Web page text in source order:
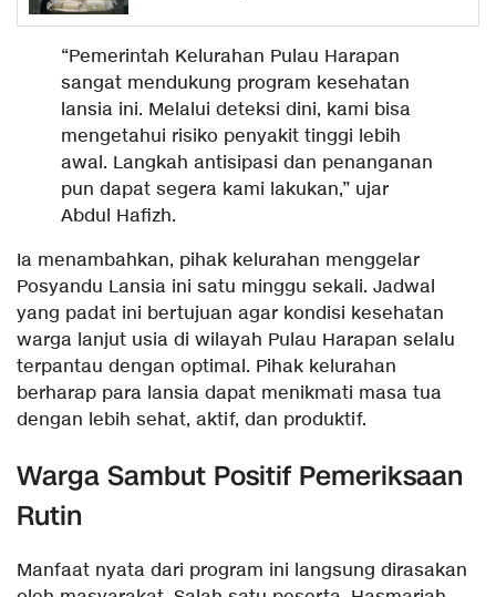
“Pemerintah Kelurahan Pulau Harapan
sangat mendukung program kesehatan
lansia ini. Melalui deteksi dini, kami bisa
mengetahui risiko penyakit tinggi lebih
awal. Langkah antisipasi dan penanganan
pun dapat segera kami lakukan,” ujar
Abdul Hafizh.
Ia menambahkan, pihak kelurahan menggelar
Posyandu Lansia ini satu minggu sekali. Jadwal
yang padat ini bertujuan agar kondisi kesehatan
warga lanjut usia di wilayah Pulau Harapan selalu
terpantau dengan optimal. Pihak kelurahan
berharap para lansia dapat menikmati masa tua
dengan lebih sehat, aktif, dan produktif.
Warga Sambut Positif Pemeriksaan
Rutin
Manfaat nyata dari program ini langsung dirasakan